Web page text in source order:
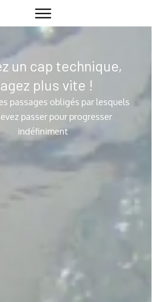
un cap technique,
plus vite !
passages obligés par lesquels
passer pour progresser
indéfiniment